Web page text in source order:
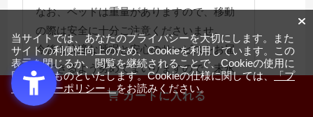
カートに入れる
なお、ベッドは重量がありますので、移動
の際は安全に十分ご注意くださいませ。
今後も快適な睡眠と安心のサービスをお届
けできるよう努めてまいりますので、末永
くご愛用ください。
当サイトでは、あなたのプライバシーを大切にします。また
サイトの利便性向上のため、Cookieを利用しています。この
表示を閉じるか、閲覧を継続されることで、Cookieの使用に
同意するものといたします。Cookieの仕様に関しては、「プ
ライバシーポリシー」をお読みください。